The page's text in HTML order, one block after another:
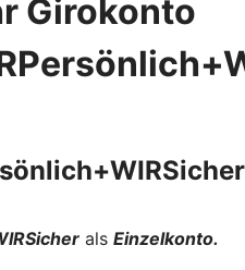
Girokonto
als Einzelkonto.